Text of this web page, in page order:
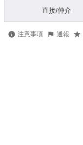
直接/仲介
注意事項 通報